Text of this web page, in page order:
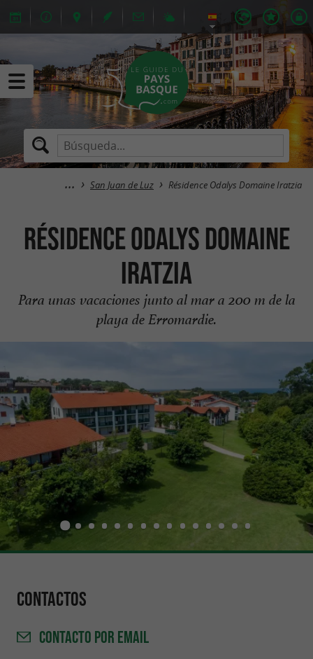
San Juan de Luz Résidence Odalys Domaine Iratzia
Résidence Odalys Domaine
Iratzia
Para unas vacaciones junto al mar a 200 m de la
playa de Erromardie.
Contactos
CONTACTO POR EMAIL